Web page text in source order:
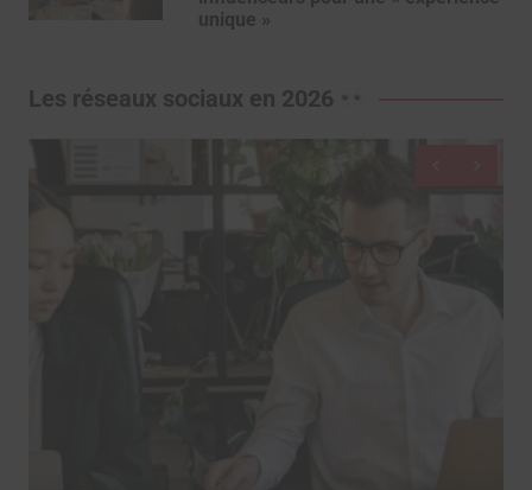
unique »
Les réseaux sociaux en 2026